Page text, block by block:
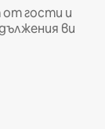
гости и
ви